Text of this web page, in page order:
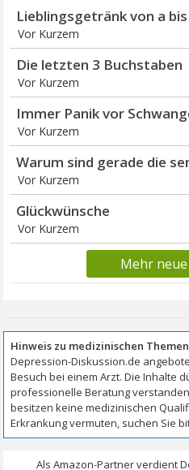
Lieblingsgetränk von a
Vor Kurzem
Die letzten 3 Buchstaben
Vor Kurzem
Immer Panik vor
Vor Kurzem
Warum sind gerade die
Vor Kurzem
Glückwünsche
Vor Kurzem
Mehr